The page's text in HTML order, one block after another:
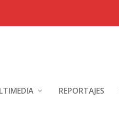
REPORTAJES